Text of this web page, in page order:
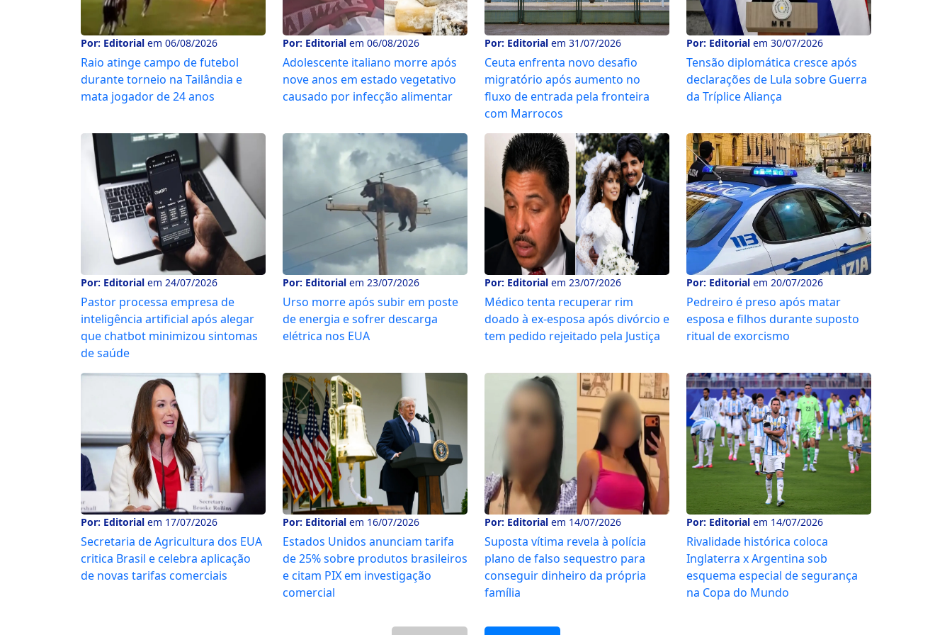
Por: Editorial em 06/08/2026
Raio atinge campo de futebol
durante torneio na Tailândia e
mata jogador de 24 anos
Por: Editorial em 06/08/2026
Adolescente italiano morre após
nove anos em estado vegetativo
causado por infecção alimentar
Por: Editorial em 31/07/2026
Ceuta enfrenta novo desafio
migratório após aumento no
fluxo de entrada pela fronteira
com Marrocos
Por: Editorial em 30/07/2026
Tensão diplomática cresce após
declarações de Lula sobre Guerra
da Tríplice Aliança
Por: Editorial em 24/07/2026
Pastor processa empresa de
inteligência artificial após alegar
que chatbot minimizou sintomas
de saúde
Por: Editorial em 23/07/2026
Urso morre após subir em poste
de energia e sofrer descarga
elétrica nos EUA
Por: Editorial em 23/07/2026
Médico tenta recuperar rim
doado à ex-esposa após divórcio e
tem pedido rejeitado pela Justiça
Por: Editorial em 20/07/2026
Pedreiro é preso após matar
esposa e filhos durante suposto
ritual de exorcismo
Por: Editorial em 17/07/2026
Secretaria de Agricultura dos EUA
critica Brasil e celebra aplicação
de novas tarifas comerciais
Por: Editorial em 16/07/2026
Estados Unidos anunciam tarifa
de 25% sobre produtos brasileiros
e citam PIX em investigação
comercial
Por: Editorial em 14/07/2026
Suposta vítima revela à polícia
plano de falso sequestro para
conseguir dinheiro da própria
família
Por: Editorial em 14/07/2026
Rivalidade histórica coloca
Inglaterra x Argentina sob
esquema especial de segurança
na Copa do Mundo